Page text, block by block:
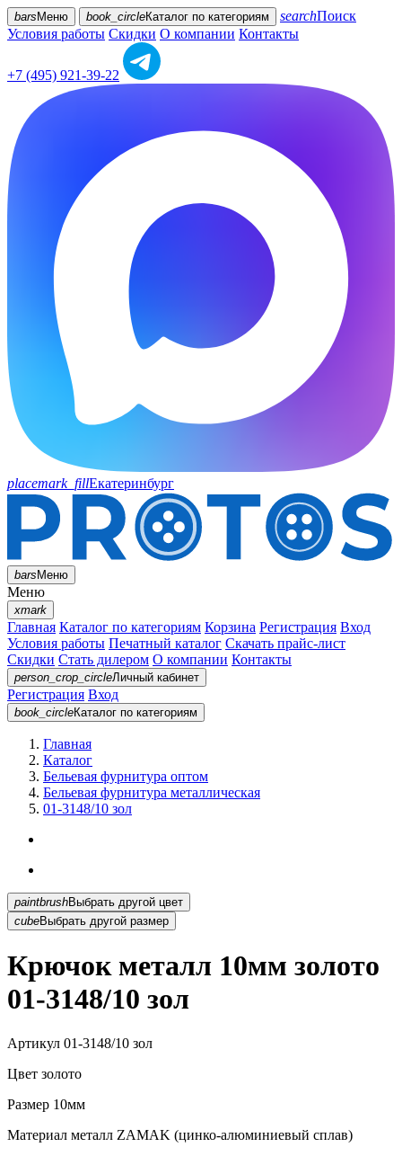
bars Меню book_circleКаталог по категориям searchПоиск
Условия работы Скидки О компании Контакты
+7 (495) 921-39-22
placemark_fillЕкатеринбург
barsМеню
Меню
xmark
Главная Каталог по категориям Корзина Регистрация Вход
Условия работы Печатный каталог Скачать прайс-лист
Скидки Стать дилером О компании Контакты
person_crop_circleЛичный кабинет
Регистрация Вход
book_circleКаталог по категориям
Главная
Каталог
Бельевая фурнитура оптом
Бельевая фурнитура металлическая
01-3148/10 зол
paintbrush
Выбрать другой цвет
cubeВыбрать другой размер
Крючок металл 10мм золото
01-3148/10 зол
Артикул 01-3148/10 зол
Цвет золото
Размер 10мм
Материал металл ZAMAK (цинко-алюминиевый сплав)